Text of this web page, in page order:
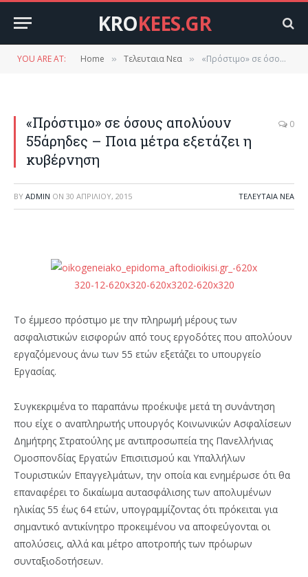
KROKEES.GR
YOU ARE AT: Home » Τελευταια Νεα » «Πρόστιμο» σε όσους απολύουν 55άρηδες – Ποια μέτρα εξετάζει η κυβέρνηση
«Πρόστιμο» σε όσους απολύουν
55άρηδες – Ποια μέτρα εξετάζει η
κυβέρνηση
0
BY ADMIN ON 30 ΑΠΡΙΛΊΟΥ, 2015 ΤΕΛΕΥΤΑΙΑ ΝΕΑ
Το έμμεσο πρόστιμο με την πληρωμή μέρους των
ασφαλιστικών εισφορών από τους εργοδότες που απολύουν
εργαζόμενους άνω των 55 ετών εξετάζει το υπουργείο
Εργασίας.
Συγκεκριμένα το παραπάνω προέκυψε μετά τη συνάντηση
που είχε ο αναπληρωτής υπουργός Κοινωνικών Ασφαλίσεων
Δημήτρης Στρατούλης με αντιπροσωπεία της Πανελλήνιας
Ομοσπονδίας Εργατών Επισιτισμού και Υπαλλήλων
Τουριστικών Επαγγελμάτων, την οποία και ενημέρωσε ότι θα
επαναφέρει το δικαίωμα αυτασφάλισης των απολυμένων
ηλικίας 55 έως 64 ετών, υπογραμμίζοντας ότι πρόκειται για
σημαντικό αντικίνητρο προκειμένου να αποφεύγονται οι
απολύσεις, αλλά και μέτρο αποτροπής των πρόωρων
συνταξιοδοτήσεων.